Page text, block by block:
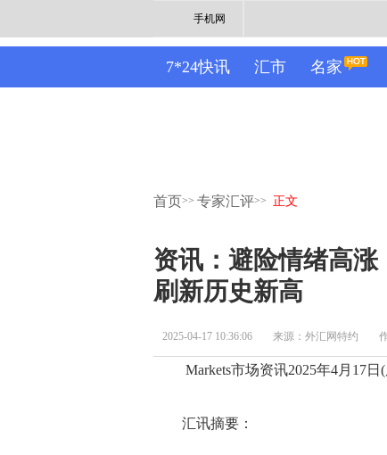
手机网
7*24快讯 汇市 名家
首页>> 专家汇评>> 正文
资讯：避险情绪高
刷新历史新高
2025-04-17 10:36:06 来源：外汇网特约
Markets市场资讯2025年4月17日(
汇讯摘要：